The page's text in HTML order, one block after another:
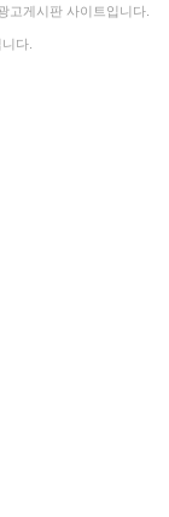
고게시판 사이트입니다.
다.